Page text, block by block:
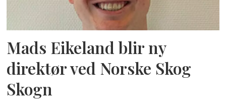
Mads Eikeland blir ny
direktør ved Norske Skog
Skogn